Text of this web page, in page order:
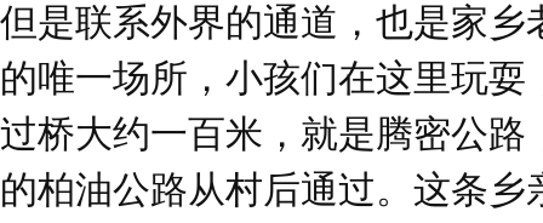
但是联系外界的通道，也是家乡
的唯一场所，小孩们在这里玩
过桥大约一百米，就是腾密公路
的柏油公路从村后通过。这条